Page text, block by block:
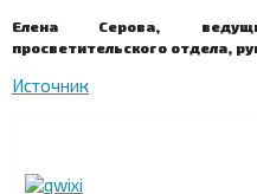
Елена Серова,
просветительского отдела,
Источник